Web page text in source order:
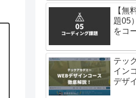
【無
題05
をコ
テッ
イン
デザ